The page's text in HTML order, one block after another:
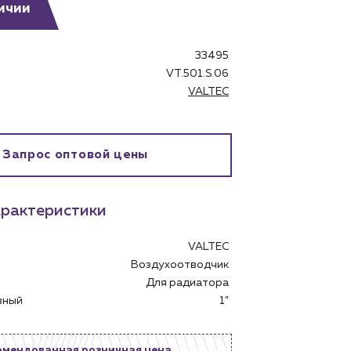
33495
VT.501.S.06
VALTEC
Запрос оптовой цены
VALTEC
Воздухоотводчик
Для радиатора
1"